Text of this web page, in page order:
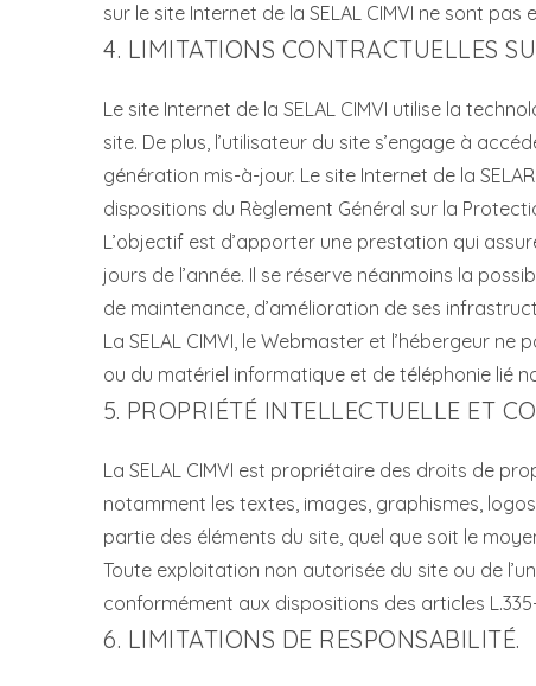
sur le site Internet de la SELAL CIMVI ne sont
4. LIMITATIONS CONTRACTUELLES
Le site Internet de la SELAL CIMVI utilise la
site. De plus, l’utilisateur du site s’engage à
génération mis-à-jour. Le site Internet de la
dispositions du Règlement Général sur la
L’objectif est d’apporter une prestation qui
jours de l’année. Il se réserve néanmoins la
de maintenance, d’amélioration de ses
La SELAL CIMVI, le Webmaster et l’hébergeur
ou du matériel informatique et de téléphonie lié
5. PROPRIÉTÉ INTELLECTUELLE ET
La SELAL CIMVI est propriétaire des droits de
notamment les textes, images, graphismes,
partie des éléments du site, quel que soit le
Toute exploitation non autorisée du site ou de
conformément aux dispositions des articles
6. LIMITATIONS DE RESPONSABILITÉ.